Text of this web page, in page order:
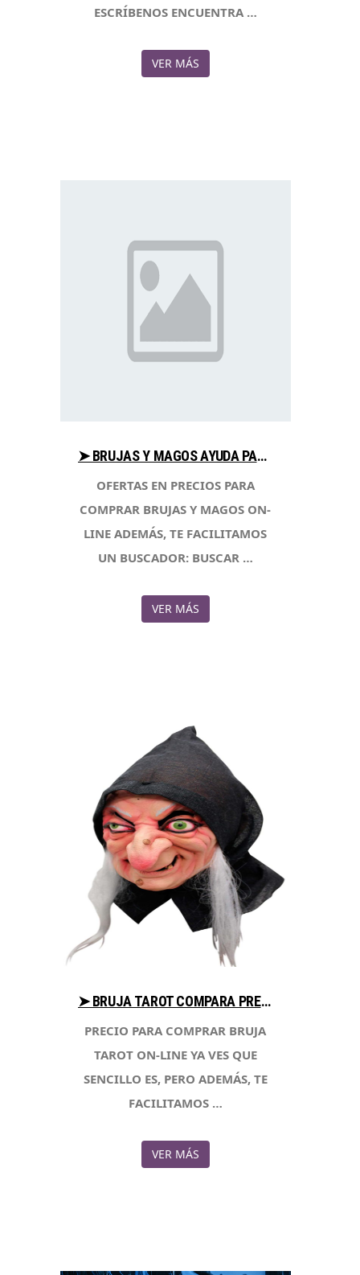
ESCRÍBENOS ENCUENTRA …
VER MÁS
➤ BRUJAS Y MAGOS AYUDA PARA COMPRAR EN LIBRERIAESOTERICA.NET
OFERTAS EN PRECIOS PARA
COMPRAR BRUJAS Y MAGOS ON-
LINE ADEMÁS, TE FACILITAMOS
UN BUSCADOR: BUSCAR …
VER MÁS
➤ BRUJA TAROT COMPARA PRECIO AL COMPRAR CON LIBRERIAESOTERICA.NET
PRECIO PARA COMPRAR BRUJA
TAROT ON-LINE YA VES QUE
SENCILLO ES, PERO ADEMÁS, TE
FACILITAMOS …
VER MÁS